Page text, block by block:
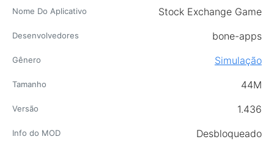
Nome Do Aplicativo Stock Exchange Game
Desenvolvedores bone-apps
Gênero Simulação
Tamanho 44M
Versão 1.436
Info do MOD Desbloqueado